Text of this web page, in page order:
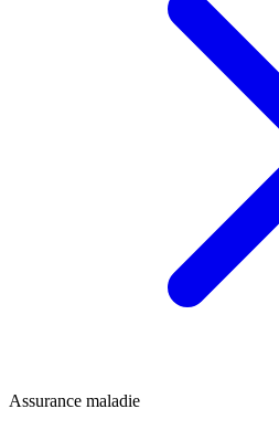
Assurance maladie